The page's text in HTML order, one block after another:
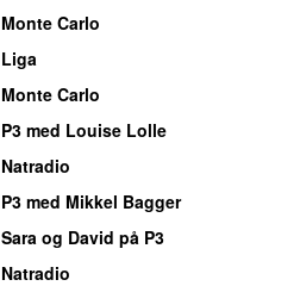
Monte Carlo
Liga
Monte Carlo
P3 med Louise Lolle
Natradio
P3 med Mikkel Bagger
Sara og David på P3
Natradio